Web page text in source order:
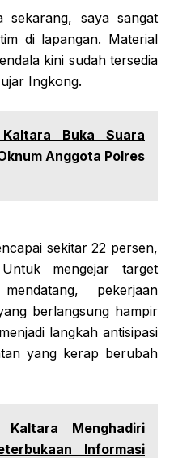
sekarang, saya sangat
di lapangan. Material
kini sudah tersedia
Ingkong.
Buka Suara
Anggota Polres
sekitar 22 persen,
mengejar target
pekerjaan
berlangsung hampir
langkah antisipasi
yang kerap berubah
Kaltara Menghadiri
Informasi